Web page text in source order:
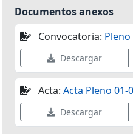
Documentos anexos
Convocatoria: Pleno
Descargar
Acta: Acta Pleno 01-
Descargar